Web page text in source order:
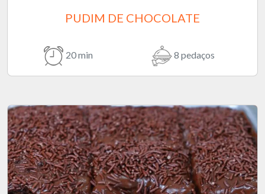
PUDIM DE CHOCOLATE
20 min 8 pedaços